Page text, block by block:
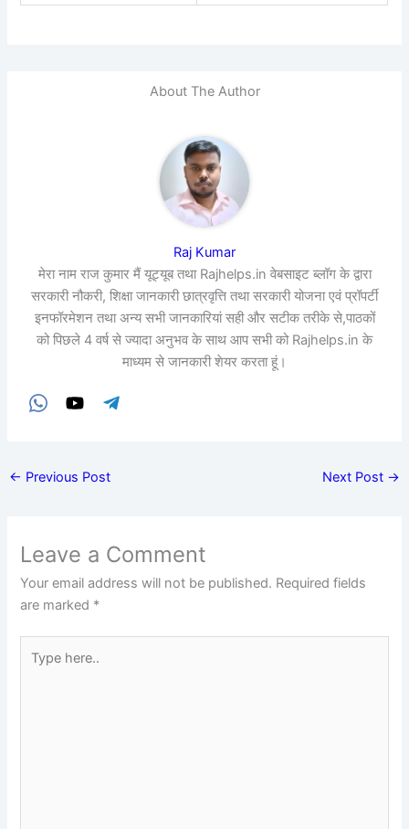
About The Author
Raj Kumar
मेरा नाम राज कुमार मैं यूट्यूब तथा Rajhelps.in वेबसाइट ब्लॉग के द्वारा
सरकारी नौकरी, शिक्षा जानकारी छात्रवृत्ति तथा सरकारी योजना एवं प्रॉपर्टी
इनफॉरमेशन तथा अन्य सभी जानकारियां सही और सटीक तरीके से,पाठकों
को पिछले 4 वर्ष से ज्यादा अनुभव के साथ आप सभी को Rajhelps.in के
माध्यम से जानकारी शेयर करता हूं।
← Previous Post Next Post →
Leave a Comment
Your email address will not be published. Required fields
are marked *
here..